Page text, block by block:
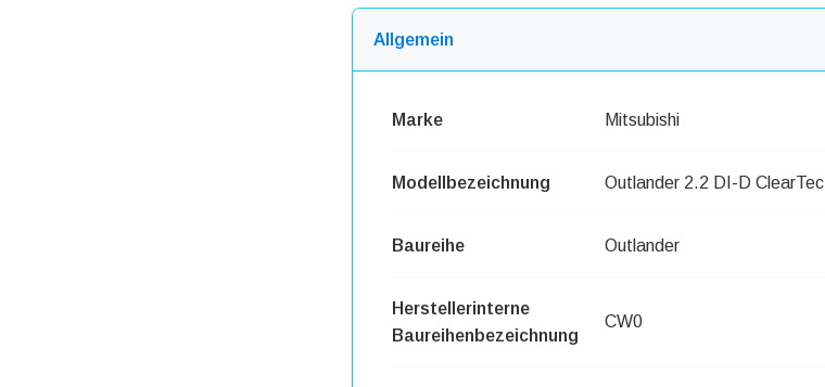
Allgemein
Marke Mitsubishi
Modellbezeichnung Outlander 2.2 DI-D ClearTec
Baureihe Outlander
Herstellerinterne
Baureihenbezeichnung
CW0